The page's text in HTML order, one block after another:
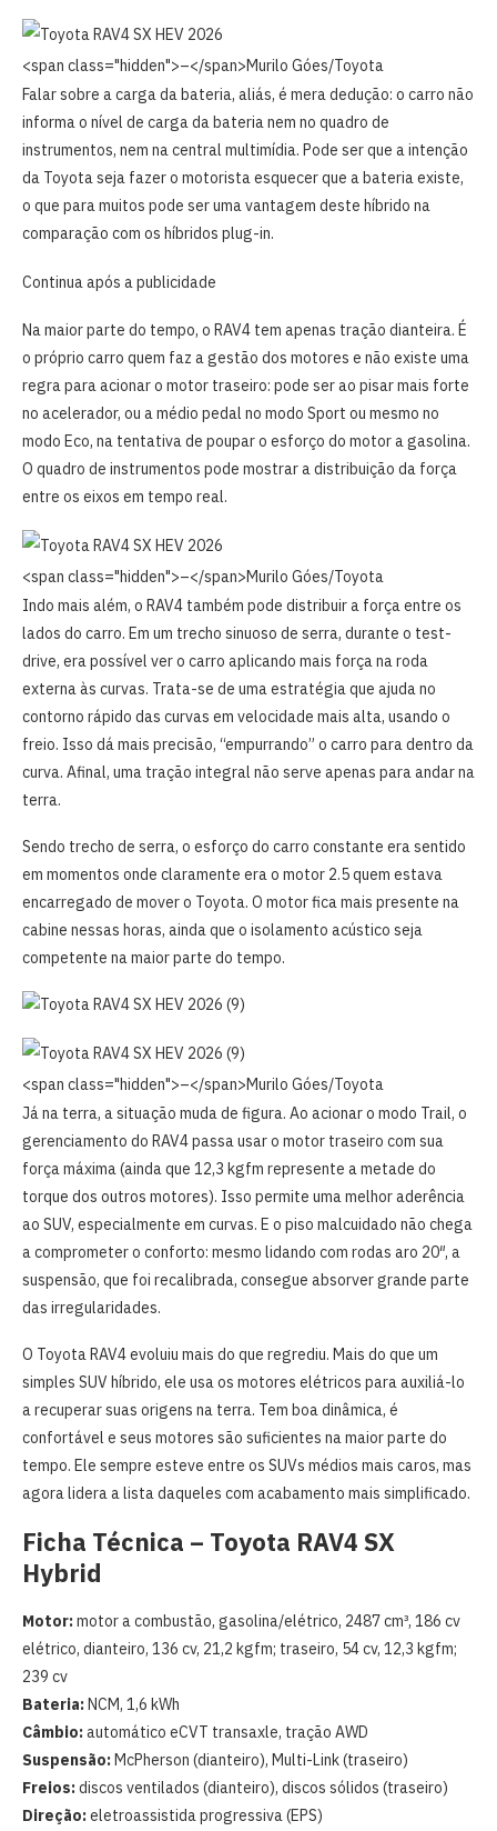
<span class="hidden">–</span>Murilo Góes/Toyota
Falar sobre a carga da bateria, aliás, é mera dedução: o carro não
informa o nível de carga da bateria nem no quadro de
instrumentos, nem na central multimídia. Pode ser que a intenção
da Toyota seja fazer o motorista esquecer que a bateria existe,
o que para muitos pode ser uma vantagem deste híbrido na
comparação com os híbridos plug-in.
Continua após a publicidade
Na maior parte do tempo, o RAV4 tem apenas tração dianteira. É
o próprio carro quem faz a gestão dos motores e não existe uma
regra para acionar o motor traseiro: pode ser ao pisar mais forte
no acelerador, ou a médio pedal no modo Sport ou mesmo no
modo Eco, na tentativa de poupar o esforço do motor a gasolina.
O quadro de instrumentos pode mostrar a distribuição da força
entre os eixos em tempo real.
<span class="hidden">–</span>Murilo Góes/Toyota
Indo mais além, o RAV4 também pode distribuir a força entre os
lados do carro. Em um trecho sinuoso de serra, durante o test-
drive, era possível ver o carro aplicando mais força na roda
externa às curvas. Trata-se de uma estratégia que ajuda no
contorno rápido das curvas em velocidade mais alta, usando o
freio. Isso dá mais precisão, “empurrando” o carro para dentro da
curva. Afinal, uma tração integral não serve apenas para andar na
terra.
Sendo trecho de serra, o esforço do carro constante era sentido
em momentos onde claramente era o motor 2.5 quem estava
encarregado de mover o Toyota. O motor fica mais presente na
cabine nessas horas, ainda que o isolamento acústico seja
competente na maior parte do tempo.
<span class="hidden">–</span>Murilo Góes/Toyota
Já na terra, a situação muda de figura. Ao acionar o modo Trail, o
gerenciamento do RAV4 passa usar o motor traseiro com sua
força máxima (ainda que 12,3 kgfm represente a metade do
torque dos outros motores). Isso permite uma melhor aderência
ao SUV, especialmente em curvas. E o piso malcuidado não chega
a comprometer o conforto: mesmo lidando com rodas aro 20″, a
suspensão, que foi recalibrada, consegue absorver grande parte
das irregularidades.
O Toyota RAV4 evoluiu mais do que regrediu. Mais do que um
simples SUV híbrido, ele usa os motores elétricos para auxiliá-lo
a recuperar suas origens na terra. Tem boa dinâmica, é
confortável e seus motores são suficientes na maior parte do
tempo. Ele sempre esteve entre os SUVs médios mais caros, mas
agora lidera a lista daqueles com acabamento mais simplificado.
Ficha Técnica – Toyota RAV4 SX
Hybrid
Motor:motor a combustão, gasolina/elétrico, 2487 cm³, 186 cv
elétrico, dianteiro, 136 cv, 21,2 kgfm; traseiro, 54 cv, 12,3 kgfm;
239 cv
Bateria:NCM, 1,6 kWh
Câmbio:automático eCVT transaxle, tração AWD
Suspensão:McPherson (dianteiro), Multi-Link (traseiro)
Freios:discos ventilados (dianteiro), discos sólidos (traseiro)
Direção:eletroassistida progressiva (EPS)